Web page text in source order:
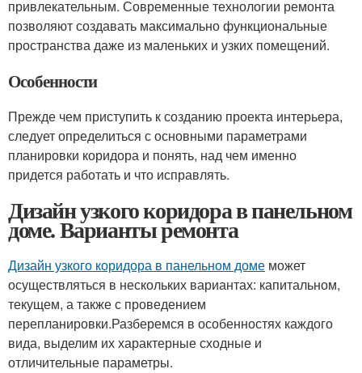
привлекательным. Современные технологии ремонта
позволяют создавать максимально функциональные
пространства даже из маленьких и узких помещений.
Особенности
Прежде чем приступить к созданию проекта интерьера,
следует определиться с основными параметрами
планировки коридора и понять, над чем именно
придется работать и что исправлять.
Дизайн узкого коридора в панельном
доме. Варианты ремонта
Дизайн узкого коридора в панельном доме может
осуществляться в нескольких вариантах: капитальном,
текущем, а также с проведением
перепланировки.Разберемся в особенностях каждого
вида, выделим их характерные сходные и
отличительные параметры.